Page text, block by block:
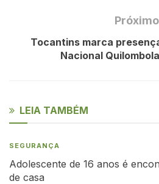
Próximo
Tocantins marca
Nacional
LEIA TAMBÉM
SEGURANÇA
Adolescente de 16 anos é
de casa